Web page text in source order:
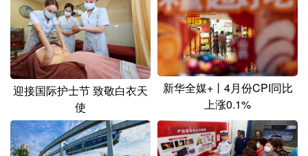
迎接国际护士节 致敬白衣天
使
新华全媒+丨4月份CPI同比
上涨0.1%